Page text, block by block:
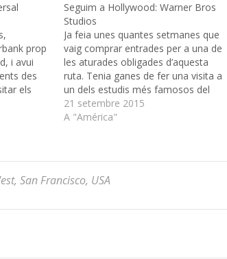
prop
i avui
des
els
Seguim a Hollywood: Warner Bros
Studios
Ja feia unes quantes setmanes que
vaig comprar entrades per a una de
les aturades obligades d’aquesta
ruta. Tenia ganes de fer una visita a
un dels estudis més famosos del
planeta. La casa que va veure
neixer a Bugs Bunny i a l’anec Lucas
21 setembre 2015
A "América"
, San Francisco, USA